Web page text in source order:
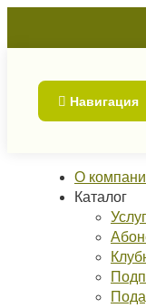
Навигация
О
Каталог